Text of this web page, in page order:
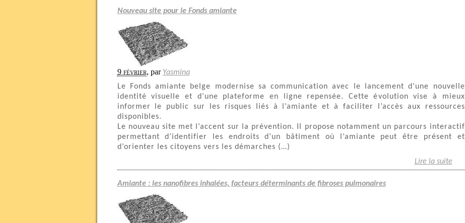
Nouveau site pour le Fonds amiante
9 février, par Yasmina
Le Fonds amiante belge modernise sa communication avec le lancement d’une nouvelle
identité visuelle et d’une plateforme en ligne repensée. Cette évolution vise à mieux
informer le public sur les risques liés à l’amiante et à faciliter l’accès aux ressources
disponibles.
Le nouveau site met l’accent sur la prévention. Il propose notamment un parcours interactif
permettant d’identifier les endroits d’un bâtiment où l’amiante peut être présent et
d’orienter les citoyens vers les démarches (…)
Lire la suite
Amiante : les nanofibres inhalées, facteurs déterminants de fibroses pulmonaires